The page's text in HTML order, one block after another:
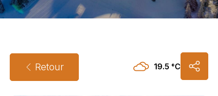
Retour 19.5 °C